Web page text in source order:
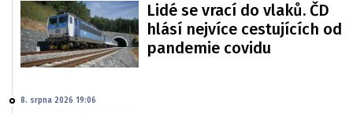
Lidé se vrací do vlaků. ČD
hlásí nejvíce cestujících od
pandemie covidu
8. srpna 2026 19:06